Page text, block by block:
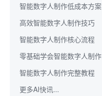
智能数字人制作低成本方案
高效智能数字人制作技巧
智能数字人制作核心流程
零基础学会智能数字人制作
智能数字人制作完整教程
更多AI快讯...